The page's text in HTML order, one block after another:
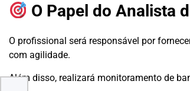
O Papel do Analista
O profissional será responsável por
com agilidade.
Além disso, realizará monitoramento de